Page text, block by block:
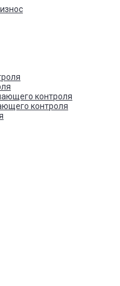
контроля
контроля